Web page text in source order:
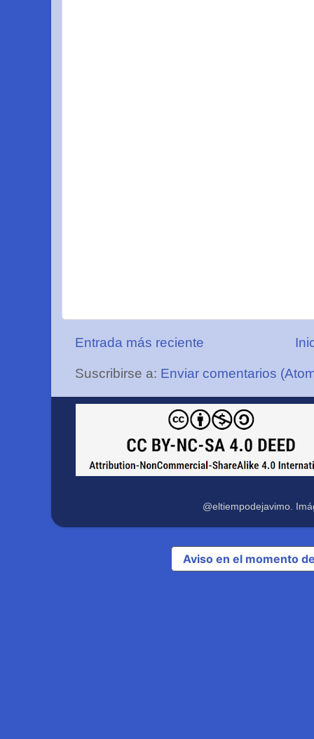
Entrada más reciente
Suscribirse a: Enviar comentarios
@eltiempodejavimo.
Aviso en el momento